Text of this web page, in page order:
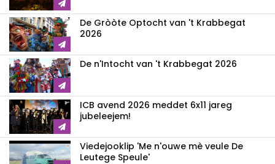
De Gròòte Optocht van 't Krabbegat
2026
De n'Intocht van 't Krabbegat 2026
ICB avend 2026 meddet 6x11 jareg
jubeleejem!
Viedejooklip 'Me n'ouwe mè veule De
Leutege Speule'